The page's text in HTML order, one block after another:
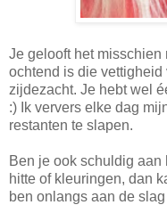
Je gelooft het
ochtend is die
zijdezacht. Je hebt wel
:) Ik ververs elke dag
restanten te slapen.
Ben je ook schuldig
hitte of kleuringen, dan
ben onlangs aan de